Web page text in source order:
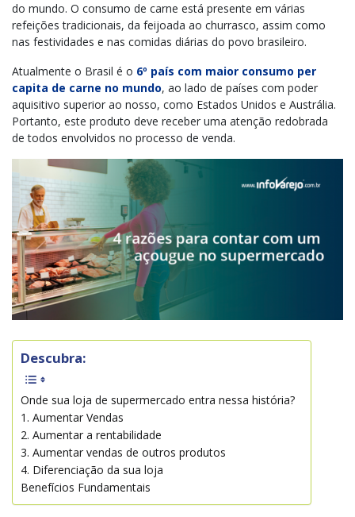
do mundo. O consumo de carne está presente em várias
refeições tradicionais, da feijoada ao churrasco, assim como
nas festividades e nas comidas diárias do povo brasileiro.
Atualmente o Brasil é o 6º país com maior consumo per
capita de carne no mundo, ao lado de países com poder
aquisitivo superior ao nosso, como Estados Unidos e Austrália.
Portanto, este produto deve receber uma atenção redobrada
de todos envolvidos no processo de venda.
Descubra:
Onde sua loja de supermercado entra nessa história?
1. Aumentar Vendas
2. Aumentar a rentabilidade
3. Aumentar vendas de outros produtos
4. Diferenciação da sua loja
Benefícios Fundamentais